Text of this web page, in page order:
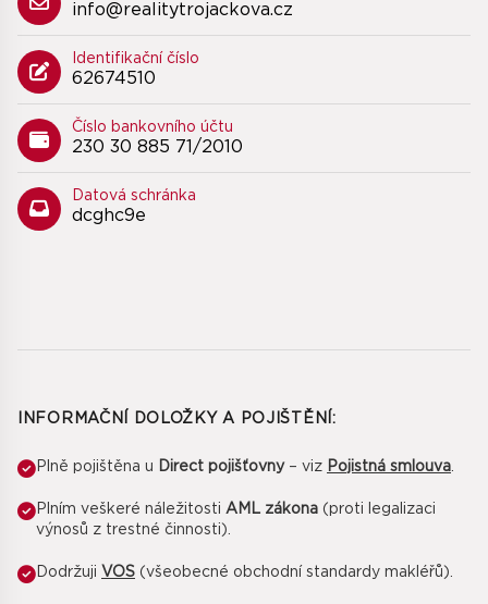
info@realitytrojackova.cz
Identifikační číslo
62674510
Číslo bankovního účtu
230 30 885 71/2010
Datová schránka
dcghc9e
INFORMAČNÍ DOLOŽKY A POJIŠTĚNÍ:
Plně pojištěna u Direct pojišťovny– viz Pojistná smlouva.
Plním veškeré náležitosti AML zákona (proti legalizaci
výnosů z trestné činnosti).
Dodržuji VOS (všeobecné obchodní standardy makléřů).